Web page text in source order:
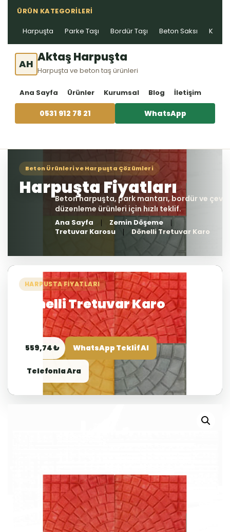
ÜRÜN KATEGORILERI
Harpuşta Parke Taşı Bordür Taşı Beton Saksı Kablo
AH Aktaş Harpuşta
Harpuşta ve beton taş ürünleri
Ana Sayfa Ürünler Kurumsal Blog İletişim
0531 912 78 21 WhatsApp
Ana Sayfa
Zemin Döşeme
Tretuvar Karosu
Dönelli Tretuvar Karo
HARPUSTA FIYATLARI
Dönelli Tretuvar Karo
559,74 ₺ WhatsApp Teklif Al
Telefonla Ara